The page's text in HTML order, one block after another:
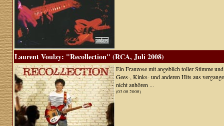
Laurent Voulzy: "Recollection" (RCA, Juli 2008)
Ein Franzose mit angeblich toller Stimme
Gees-, Kinks- und anderen Hits aus
nicht anhören ...
(03.08.2008)